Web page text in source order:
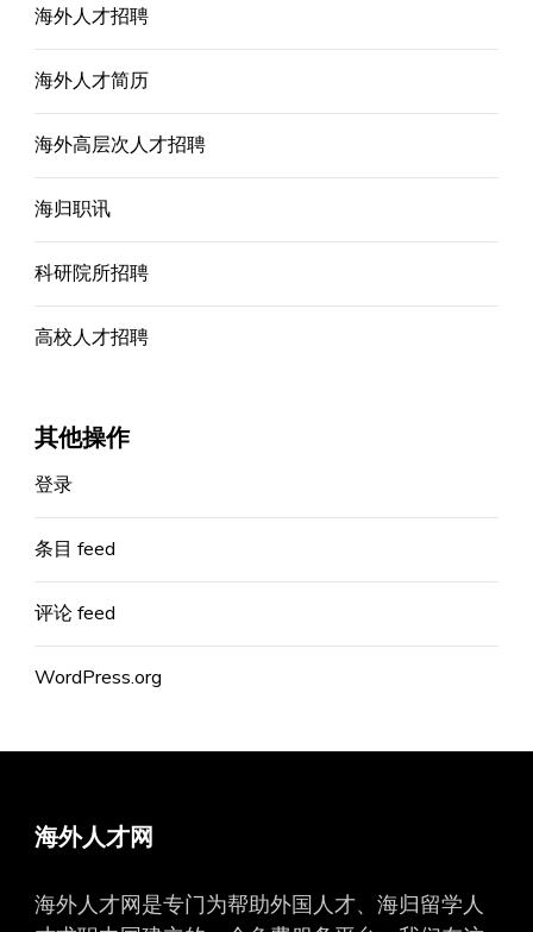
海外人才招聘
海外人才简历
海外高层次人才招聘
海归职讯
科研院所招聘
高校人才招聘
其他操作
登录
条目 feed
评论 feed
WordPress.org
海外人才网
海外人才网是专门为帮助外国人才、海归留学人